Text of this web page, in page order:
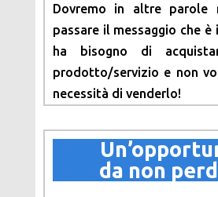
Dovremo in altre parole
passare il messaggio che
ha bisogno di
prodotto/servizio e non
necessità di venderlo!
da non